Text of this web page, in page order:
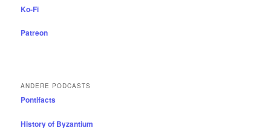
Ko-Fi
Patreon
ANDERE PODCASTS
Pontifacts
History of Byzantium